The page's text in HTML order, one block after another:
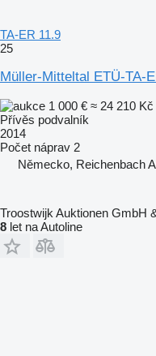
TA-ER 11.9
25
Müller-Mitteltal ETÜ-TA-
1 000 € ≈ 24 210 Kč
Přívěs podvalník
2014
Počet náprav 2
Německo, Reichenbach
Troostwijk Auktionen GmbH
8 let na Autoline